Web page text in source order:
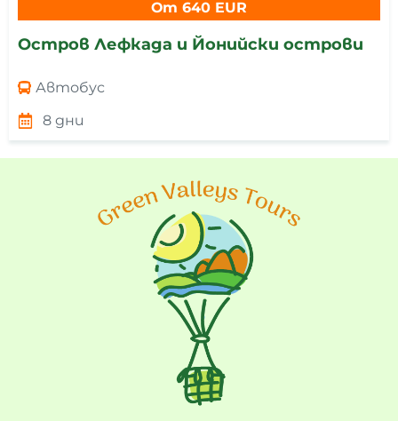
От 640 EUR
Остров Лефкада и Йонийски острови
Автобус
8 дни